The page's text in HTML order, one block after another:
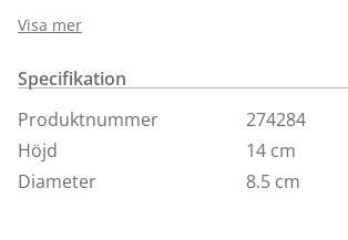
Orientserien skapas för hand av
Tekniken gör att glasyren kan skifta en
mellan olika produkter. Serien är
och tål maskindisk, micro och ugn.
Orientservisen finns att köpa på vår
Visa mer
Specifikation
Produktnummer
274284
Höjd
14 cm
Diameter
8.5 cm